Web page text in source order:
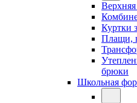
Куртки
Плащи,
брюки
Школьная